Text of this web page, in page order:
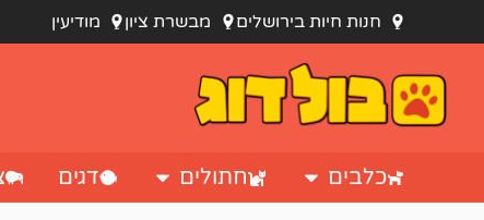
חנות חיות בירושלים מבשרת ציון מודיעין
כלבים חתולים דגים